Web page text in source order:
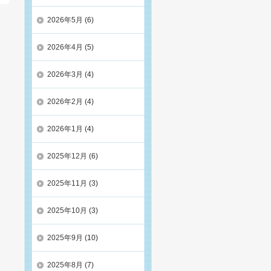
2026年5月 (6)
2026年4月 (5)
2026年3月 (4)
2026年2月 (4)
2026年1月 (4)
2025年12月 (6)
2025年11月 (3)
2025年10月 (3)
2025年9月 (10)
2025年8月 (7)